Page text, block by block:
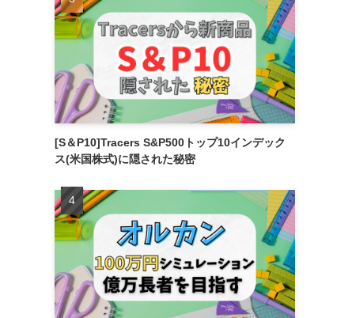
[S＆P10]Tracers S&P500トップ10インデック
ス(米国株式)に隠された秘密